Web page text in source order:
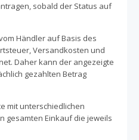
sobald der Status auf
Händler auf Basis des
Versandkosten und
Daher kann der angezeigte
gezahlten Betrag
mit unterschiedlichen
gesamten Einkauf die jeweils